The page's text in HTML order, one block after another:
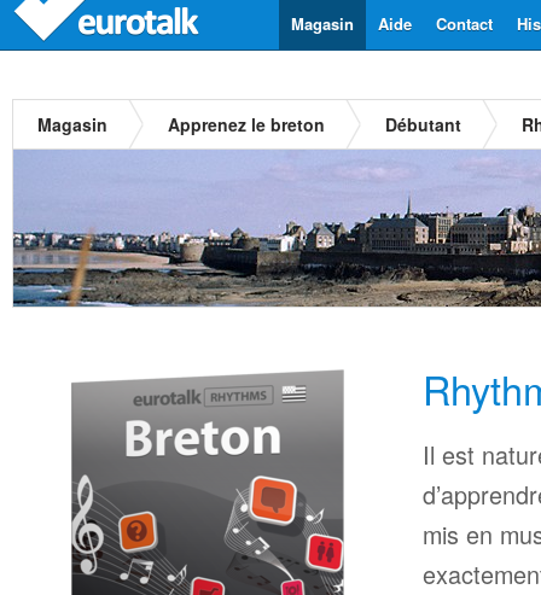
Contact
Aide
Magasin
Magasin Apprenez le breton Débutant
Il est
mis en